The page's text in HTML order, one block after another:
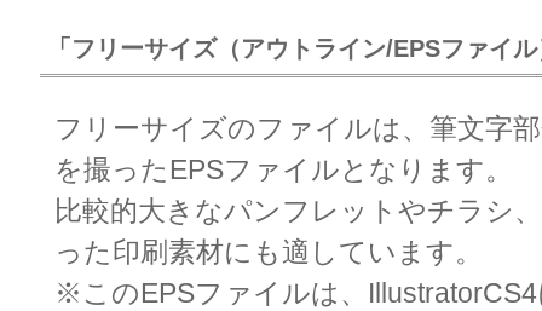
「フリーサイズ（アウトライン/EPSファイ
フリーサイズのファイルは、筆文字
を撮ったEPSファイルとなります。
比較的大きなパンフレットやチラシ
った印刷素材にも適しています。
※このEPSファイルは、